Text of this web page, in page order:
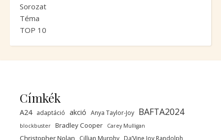
Sorozat
Téma
TOP 10
Címkék
A24 adaptáció akció Anya Taylor-Joy BAFTA2024
blockbuster Bradley Cooper Carey Mulligan
Christopher Nolan Cillian Murphy Da’Vine Joy Randolph